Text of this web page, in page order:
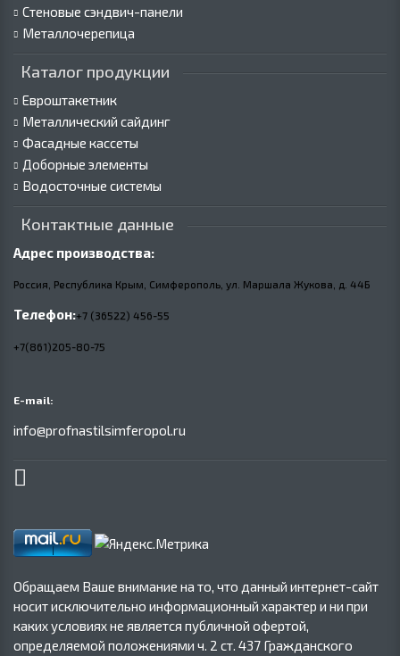
Стеновые сэндвич-панели
Металлочерепица
Каталог продукции
Евроштакетник
Металлический сайдинг
Фасадные кассеты
Доборные элементы
Водосточные системы
Контактные данные
Адрес производства:
Россия, Республика Крым, Симферополь, ул. Маршала Жукова, д. 44Б
Телефон:+7 (36522) 456-55
+7(861)205-80-75
E-mail:
info@profnastilsimferopol.ru
Обращаем Ваше внимание на то, что данный интернет-сайт
носит исключительно информационный характер и ни при
каких условиях не является публичной офертой,
определяемой положениями ч. 2 ст. 437 Гражданского